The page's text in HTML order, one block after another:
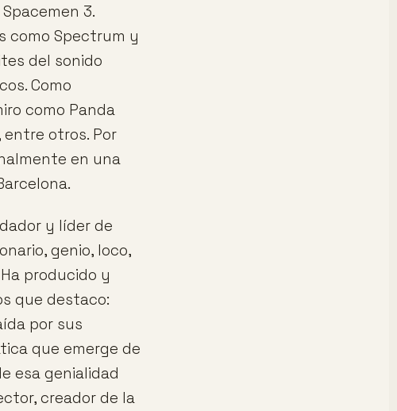
3.
como Spectrum y
del sonido
Como
como Panda
entre otros. Por
en una
y líder de
genio, loco,
producido y
que destaco:
por sus
que emerge de
esa genialidad
creador de la